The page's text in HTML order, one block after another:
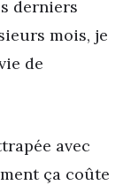
derniers
mois, je
de
avec
ça coûte